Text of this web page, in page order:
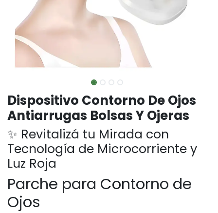
Dispositivo Contorno De Ojos
Antiarrugas Bolsas Y Ojeras
✨ Revitalizá tu Mirada con
Tecnología de Microcorriente y
Luz Roja
Parche para Contorno de
Ojos